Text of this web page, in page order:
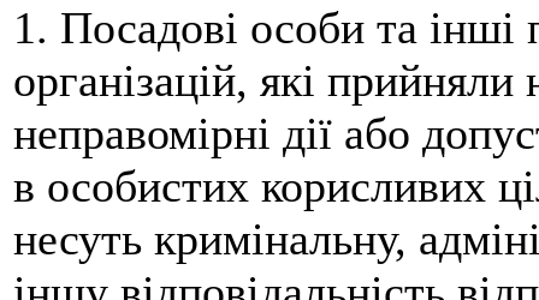
1. Посадові особи та інші
організацій, які
неправомірні дії або
в особистих корисливих
несуть кримінальну,